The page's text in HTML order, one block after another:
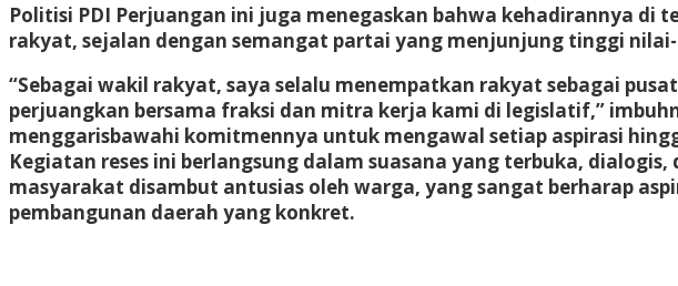
Politisi PDI Perjuangan ini juga menegaskan bahwa kehadirannya
rakyat, sejalan dengan semangat partai yang menjunjung tinggi
“Sebagai wakil rakyat, saya selalu menempatkan rakyat sebagai
perjuangkan bersama fraksi dan mitra kerja kami di legislatif,”
menggarisbawahi komitmennya untuk mengawal setiap aspirasi
Kegiatan reses ini berlangsung dalam suasana yang terbuka,
masyarakat disambut antusias oleh warga, yang sangat berharap
pembangunan daerah yang konkret.